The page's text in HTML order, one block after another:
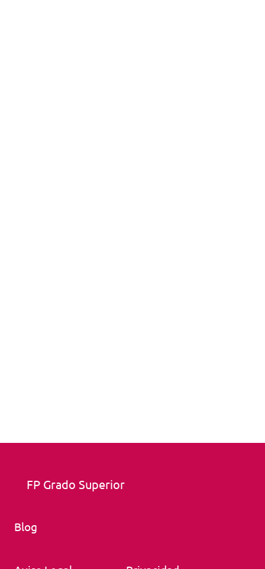
FP Grado Superior
Blog